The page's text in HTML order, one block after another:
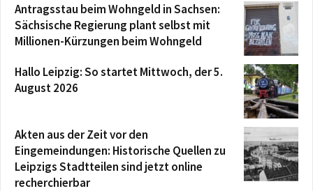
Antragsstau beim Wohngeld in Sachsen:
Sächsische Regierung plant selbst mit
Millionen-Kürzungen beim Wohngeld
Hallo Leipzig: So startet Mittwoch, der 5.
August 2026
Akten aus der Zeit vor den
Eingemeindungen: Historische Quellen zu
Leipzigs Stadtteilen sind jetzt online
recherchierbar